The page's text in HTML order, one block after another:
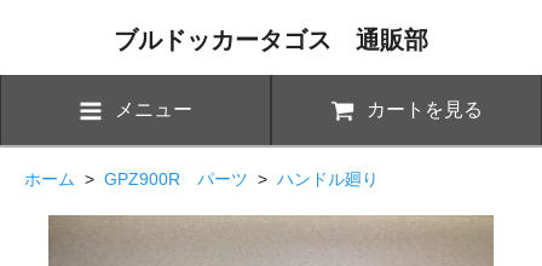
ブルドッカータゴス 通販部
メニュー カートを見る
ホーム > GPZ900R パーツ > ハンドル廻り